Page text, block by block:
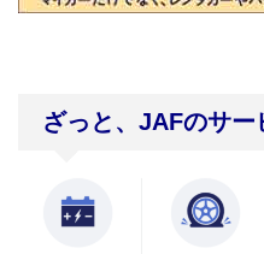
ざっと、JAFのサー